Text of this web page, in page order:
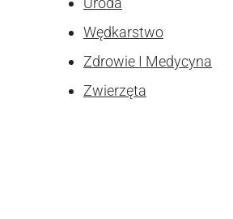
Wędkarstwo
Zdrowie I Medycyna
Zwierzęta